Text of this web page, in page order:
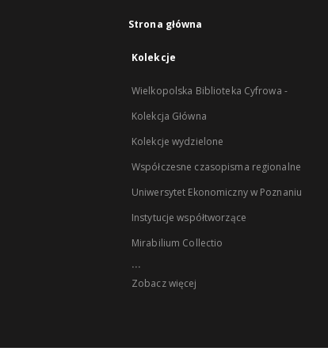
Strona główna
Kolekcje
Wielkopolska Biblioteka Cyfrowa -
Kolekcja Główna
Kolekcje wydzielone
Współczesne czasopisma regionalne
Uniwersytet Ekonomiczny w Poznaniu
Instytucje współtworzące
Mirabilium Collectio
...
Zobacz więcej